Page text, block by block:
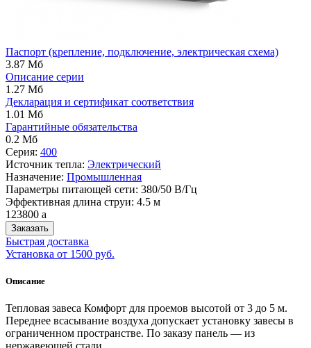
Паспорт (крепление, подключение, электрическая схема)
3.87 Мб
Описание серии
1.27 Мб
Декларация и сертификат соответствия
1.01 Мб
Гарантийные обязательства
0.2 Мб
Серия: 400
Источник тепла: Электрический
Назначение: Промышленная
Параметры питающей сети: 380/50 В/Гц
Эффективная длина струи: 4.5 м
123800 a
Заказать
Быстрая доставка
Установка от 1500 руб.
Описание
Тепловая завеса Комфорт для проемов высотой от 3 до 5 м.
Переднее всасывание воздуха допускает установку завесы в
ограниченном пространстве. По заказу панель — из